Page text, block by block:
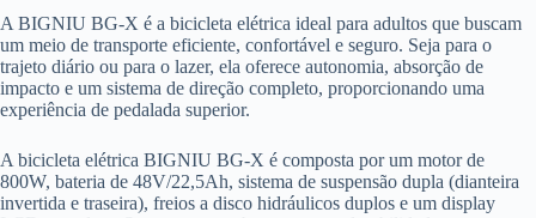
A BIGNIU BG-X é a bicicleta elétrica ideal para adultos que buscam
um meio de transporte eficiente, confortável e seguro. Seja para o
trajeto diário ou para o lazer, ela oferece autonomia, absorção de
impacto e um sistema de direção completo, proporcionando uma
experiência de pedalada superior.
A bicicleta elétrica BIGNIU BG-X é composta por um motor de
800W, bateria de 48V/22,5Ah, sistema de suspensão dupla (dianteira
invertida e traseira), freios a disco hidráulicos duplos e um display